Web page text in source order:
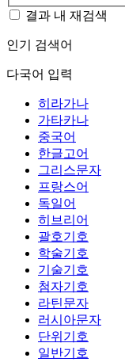
결과 내 재검색
인기 검색어
다국어 입력
히라가나
가타카나
중국어
한글고어
그리스문자
프랑스어
독일어
히브리어
괄호기호
학술기호
기술기호
첨자기호
라틴문자
러시아문자
단위기호
일반기호